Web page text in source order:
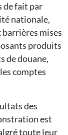
de fait par
nationale,
barrières mises
produits
de douane,
comptes
des
est
toute leur